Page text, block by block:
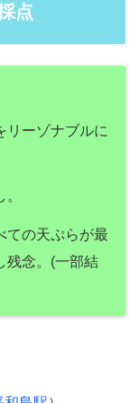
点
リーゾナブルに
ての天ぷらが最
残念。(一部結